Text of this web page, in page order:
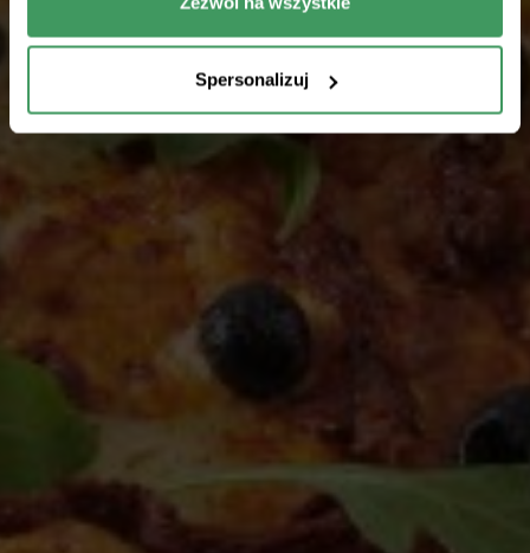
Spersonalizuj